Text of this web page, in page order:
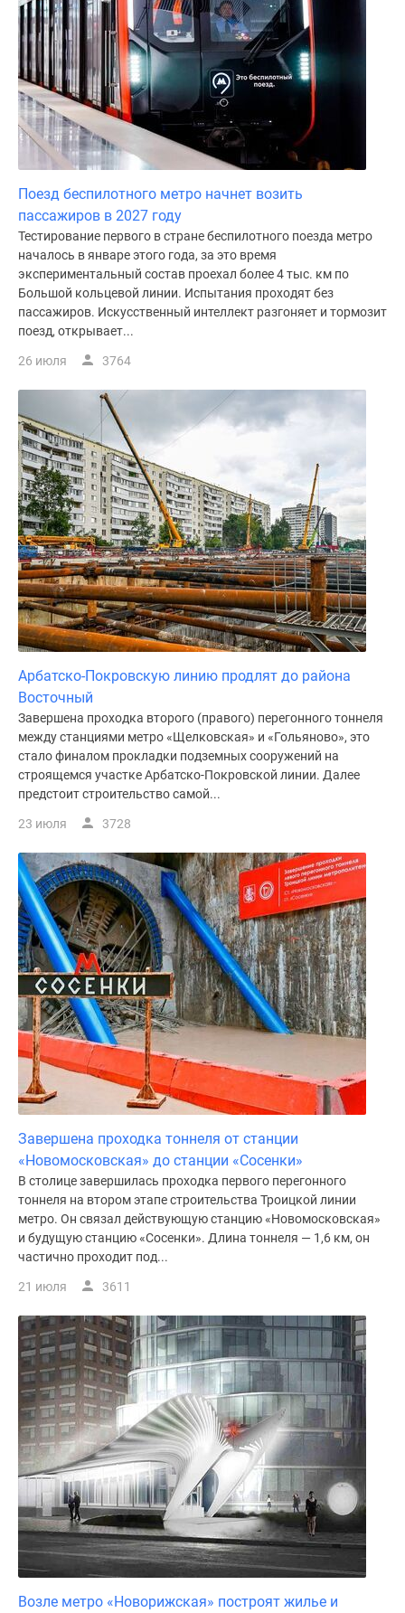
Дома
коттеджи
Коттеджные
поселки
Новой
Москве
Готовые
коттеджные
поселки
Строящиеся
коттеджные
поселки
Коттеджные
поселки
поселки
водоема
Коттеджные
поселки
ипотеку
Бизнес-
центры
Коттеджи
Скидки
акции
Макс
Поезд беспилотного метро начнет возить
пассажиров в 2027 году
Тестирование первого в стране беспилотного поезда метро
началось в январе этого года, за это время
экспериментальный состав проехал более 4 тыс. км по
Большой кольцевой линии. Испытания проходят без
пассажиров. Искусственный интеллект разгоняет и тормозит
поезд, открывает...
26 июля 3764
Арбатско-Покровскую линию продлят до района
Восточный
Завершена проходка второго (правого) перегонного тоннеля
между станциями метро «Щелковская» и «Гольяново», это
стало финалом прокладки подземных сооружений на
строящемся участке Арбатско-Покровской линии. Далее
предстоит строительство самой...
23 июля 3728
Завершена проходка тоннеля от станции
«Новомосковская» до станции «Сосенки»
В столице завершилась проходка первого перегонного
тоннеля на втором этапе строительства Троицкой линии
метро. Он связал действующую станцию «Новомосковская»
и будущую станцию «Сосенки». Длина тоннеля — 1,6 км, он
частично проходит под...
21 июля 3611
Возле метро «Новорижская» построят жилье и